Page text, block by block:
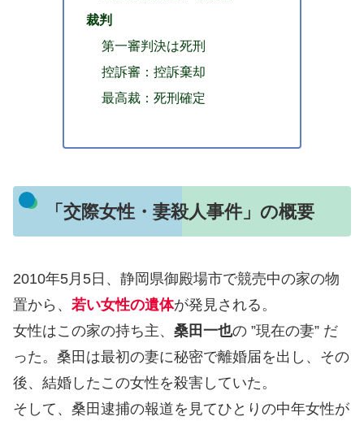
裁判
第一審判決は死刑
控訴審：控訴棄却
最高裁：死刑確定
「交際女性・妻殺人事件」の概要
2010年5月5日、静岡県御殿場市で競売中の家の物
置から、 若い女性の遺体が発見される。
女性はこの家の持ち主、 桑田一也の ”現在の妻” だ
った。桑田は最初の妻に秘密で離婚届を出し、その
後、結婚したこの女性を殺害していた。
そして、桑田逮捕の報道を見てひとりの中年女性が